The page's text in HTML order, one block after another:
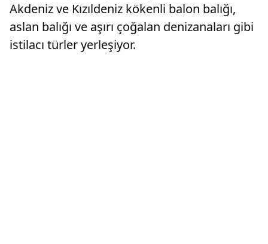
Akdeniz ve Kızıldeniz kökenli balon balığı,
aslan balığı ve aşırı çoğalan denizanaları gibi
istilacı türler yerleşiyor.